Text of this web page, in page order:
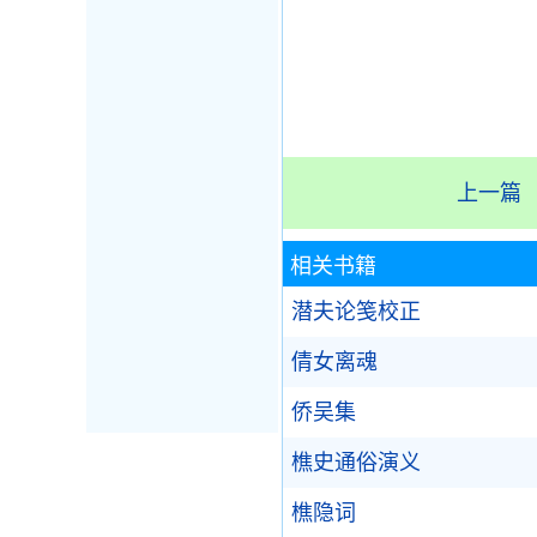
上一篇
相关书籍
潜夫论笺校正
倩女离魂
侨吴集
樵史通俗演义
樵隐词